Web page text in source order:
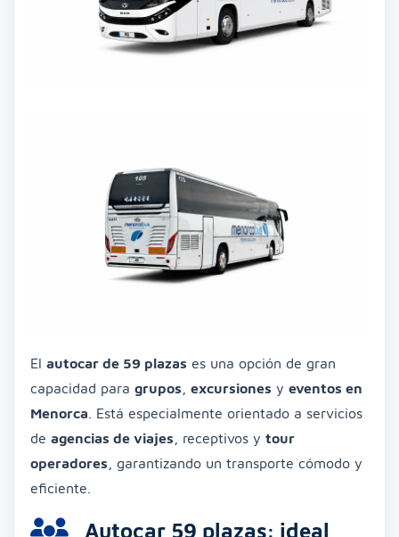
El autocar de 59 plazas es una opción de gran
capacidad para grupos excursiones y eventos en
Menorca . Está especialmente orientado a servicios
de agencias de viajes , receptivos y tour
operadores , garantizando un transporte cómodo y
eficiente.
Autocar 59 plazas: ideal